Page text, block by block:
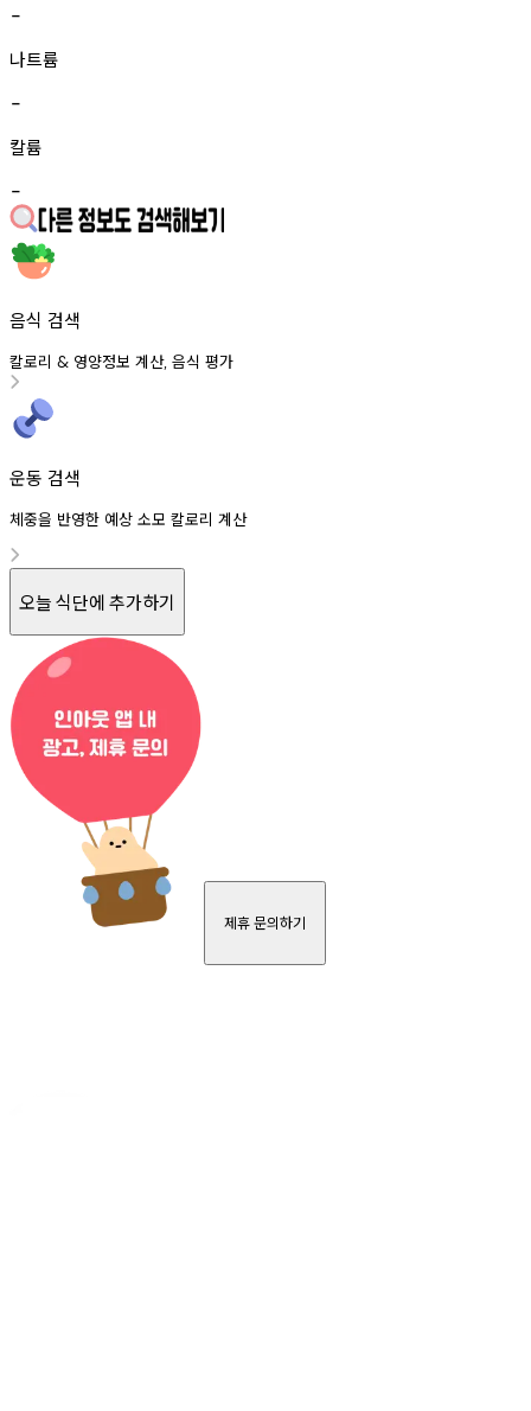
-
나트륨
-
칼륨
-
음식 검색
칼로리 & 영양정보 계산, 음식 평가
운동 검색
체중을 반영한 예상 소모 칼로리 계산
오늘 식단에 추가하기
제휴 문의하기